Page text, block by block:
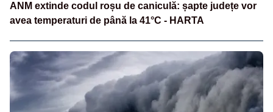
ANM extinde codul roșu de caniculă: șapte județe vor
avea temperaturi de până la 41°C - HARTA